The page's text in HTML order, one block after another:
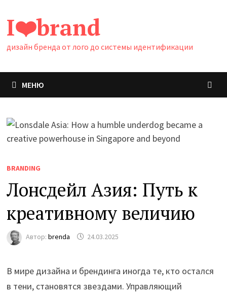
содержимому
I❤️brand
дизайн бренда от лого до системы идентификации
МЕНЮ
BRANDING
Лонсдейл Азия: Путь к
креативному величию
Автор:brenda 24.03.2025
В мире дизайна и брендинга иногда те, кто остался
в тени, становятся звездами. Управляющий